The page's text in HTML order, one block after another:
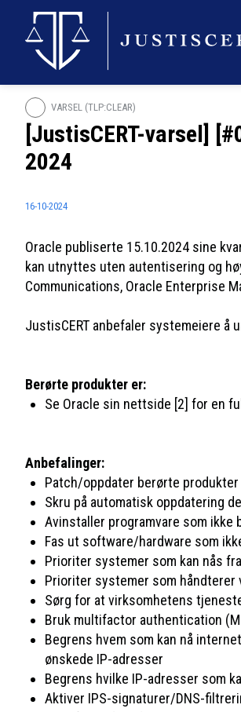
VARSEL (TLP:CLEAR)
[JustisCERT-varsel]
2024
16-10-2024
Oracle publiserte 15.10.2024 sine
kan utnyttes uten autentisering og
Communications, Oracle Enterprise
JustisCERT anbefaler systemeiere å
Berørte produkter er:
Se Oracle sin nettside [2] for en
Anbefalinger:
Patch/oppdater berørte
Skru på automatisk oppdatering
Avinstaller programvare som ikke
Fas ut software/hardware som
Prioriter systemer som kan nås
Prioriter systemer som håndterer
Sørg for at virksomhetens
Bruk multifactor authentication
Begrens hvem som kan nå
ønskede IP-adresser
Begrens hvilke IP-adresser som
Aktiver IPS-signaturer/DNS-